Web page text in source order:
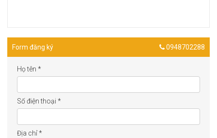
Form đăng ký 0948702288
Họ tên *
Số điện thoại *
Địa chỉ*